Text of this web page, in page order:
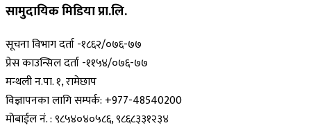
सामुदायिक मिडिया प्रा.लि.
सूचना विभाग दर्ता -१८६२/०७६-७७
प्रेस काउन्सिल दर्ता -११५४/०७६-७७
मन्थली न.पा. १, रामेछाप
विज्ञापनका लागि सम्पर्क: +977-48540200
मोबाईल नं. : ९८५४०४०५८६, ९८६८३३१२३४